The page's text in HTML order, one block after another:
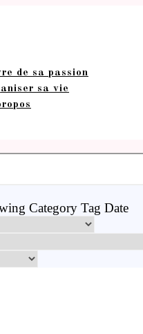
de sa passion
sa vie
Category Tag Date